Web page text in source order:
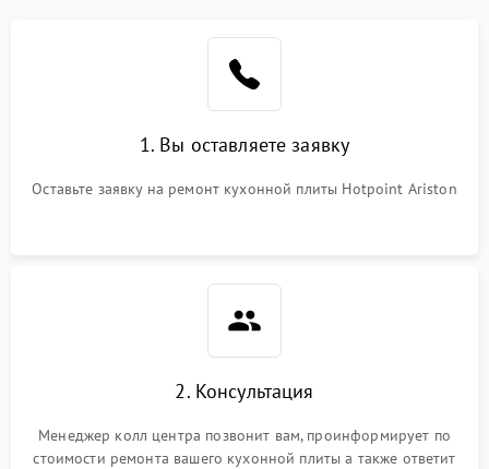
1. Вы оставляете заявку
Оставьте заявку на ремонт кухонной плиты Hotpoint Ariston
2. Консультация
Менеджер колл центра позвонит вам, проинформирует по
стоимости ремонта вашего кухонной плиты а также ответит